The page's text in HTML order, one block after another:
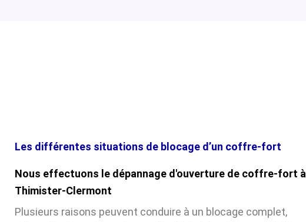
Les différentes situations de blocage d’un coffre-fort
Nous effectuons le dépannage d'ouverture de coffre-fort à
Thimister-Clermont
Plusieurs raisons peuvent conduire à un blocage complet,